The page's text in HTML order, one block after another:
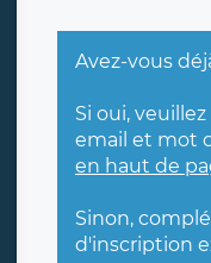
Avez-vous
Si oui,
email et mot
en haut de
Sinon,
d'inscription